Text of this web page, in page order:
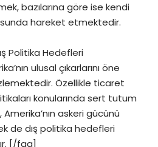
bazılarına göre ise kendi
hareket etmektedir.
Politika Hedefleri
ulusal çıkarlarını öne
Özellikle ticaret
konularında sert tutum
askeri gücünü
de dış politika hedefleri
[/faq]